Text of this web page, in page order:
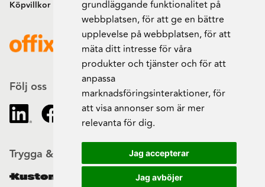
grundläggande funktionalitet på
webbplatsen,för att ge en bättre
upplevelse på webbplatsen,för att
mäta ditt intresse för våra
produkter och tjänster och för att
anpassa
marknadsföringsinteraktioner,för
att visa annonser som är mer
relevanta för dig.
Jag accepterar
Jag avböjer
Köpvillkor
Följ oss
Trygga & säkra beställningar